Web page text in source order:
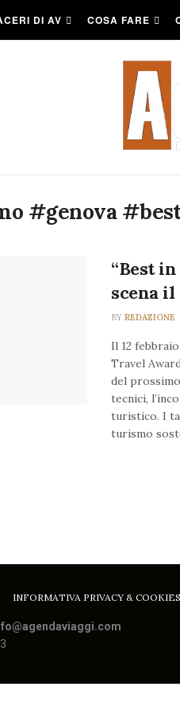
DI AV COSA FARE
#genova
“Best
scena
BY REDAZIONE
Il 12
Travel
del
tecnici,
turistico. I
turismo
INFORMATIVA PRIVACY & COOKIES